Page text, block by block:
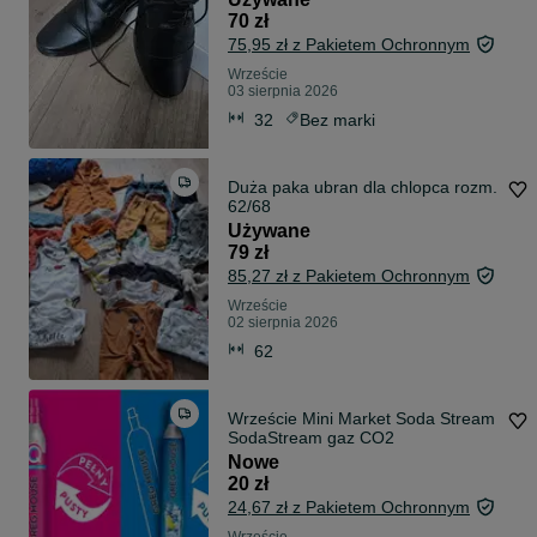
70 zł
75,95 zł z Pakietem Ochronnym
Wrzeście
03 sierpnia 2026
32 Bez marki
Duża paka ubran dla chlopca rozm.
62/68
Używane
79 zł
85,27 zł z Pakietem Ochronnym
Wrzeście
02 sierpnia 2026
62
Wrzeście Mini Market Soda Stream
SodaStream gaz CO2
Nowe
20 zł
24,67 zł z Pakietem Ochronnym